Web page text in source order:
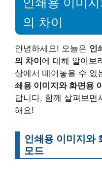
의 차이
안녕하세요! 오늘은 인
의 차이에 대해 알아보
상에서 떼어놓을 수 없
쇄용 이미지와 화면용
답니다. 함께 살펴보면
해요!
인쇄용 이미지와
모드